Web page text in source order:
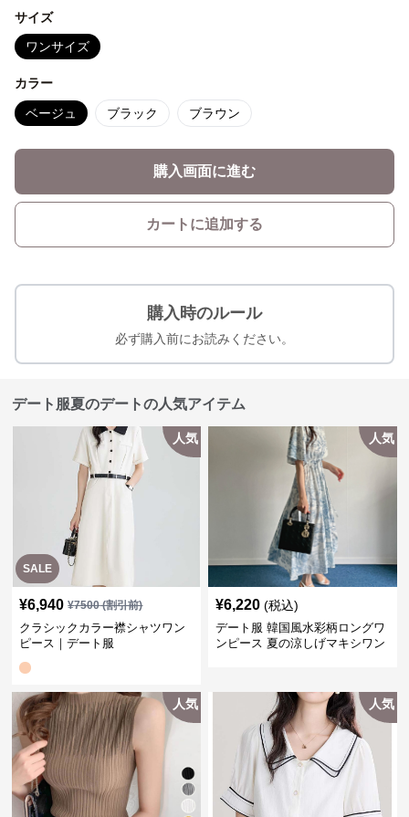
サイズ
ワンサイズ
カラー
ベージュ ブラック ブラウン
購入画面に進む
カートに追加する
購入時のルール
必ず購入前にお読みください。
デート服夏のデートの人気アイテム
SALE
人気
¥6,940 ¥7500(割引前)
クラシックカラー襟シャツワン
ピース｜デート服
人気
¥6,220 (税込)
デート服 韓国風水彩柄ロングワ
ンピース 夏の涼しげマキシワン
人気 人気